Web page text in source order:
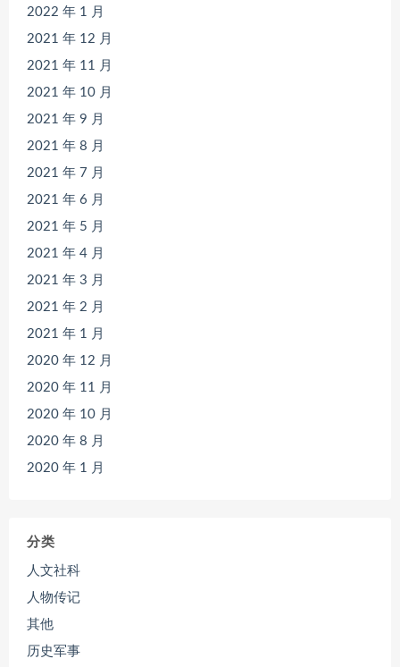
2022 年 1 月
2021 年 12 月
2021 年 11 月
2021 年 10 月
2021 年 9 月
2021 年 8 月
2021 年 7 月
2021 年 6 月
2021 年 5 月
2021 年 4 月
2021 年 3 月
2021 年 2 月
2021 年 1 月
2020 年 12 月
2020 年 11 月
2020 年 10 月
2020 年 8 月
2020 年 1 月
分类
人文社科
人物传记
其他
历史军事